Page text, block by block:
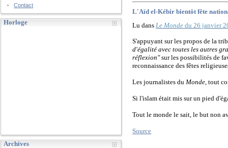
Contact
Horloge
Archives
L'Aïd el-Kébir bientôt fête
Lu dans Le Monde du 26 janvier
S'appuyant sur les propos de la
d'égalité avec toutes les autres
réflexion"sur les possibilités de
reconnaissance des fêtes
Les journalistes du Monde , tout
Si l'islam était mis sur un pied
Tout le monde le sait, le but non
Source